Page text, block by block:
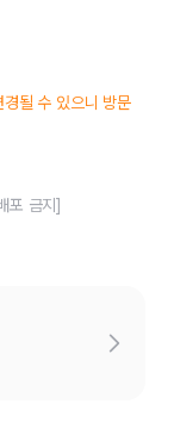
될 수 있으니 방문
포 금지]